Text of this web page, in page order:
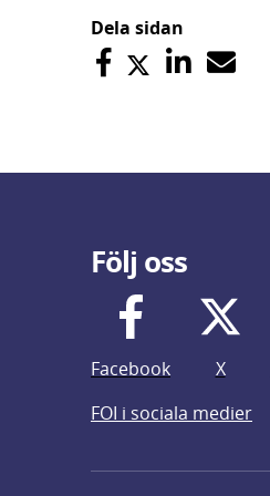
Dela sidan
Följ oss
Facebook X
FOI i sociala medier